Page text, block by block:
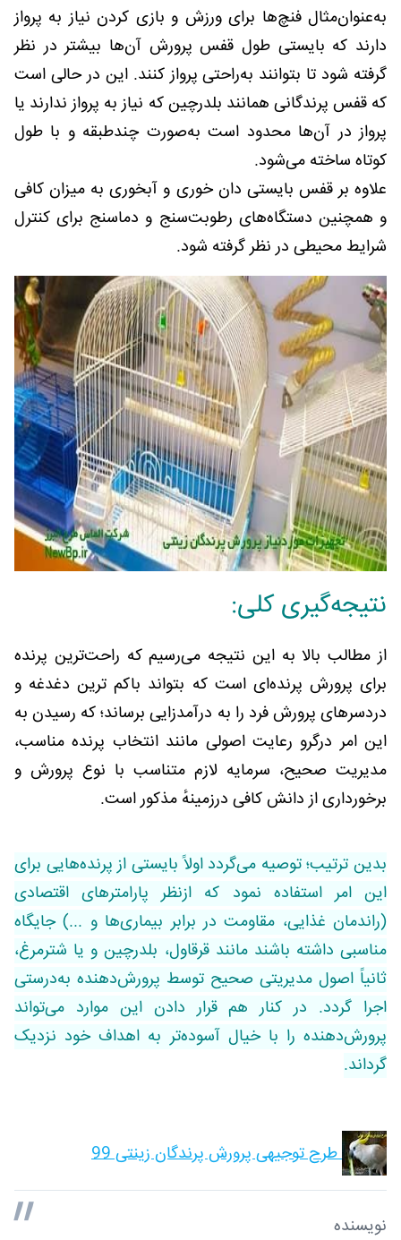
به‌عنوان‌مثال فنچ‌ها برای ورزش و بازی کردن نیاز به پرواز
دارند که بایستی طول قفس پرورش آن‌ها بیشتر در نظر
گرفته شود تا بتوانند به‌راحتی پرواز کنند. این در حالی است
که قفس پرندگانی همانند بلدرچین که نیاز به پرواز ندارند یا
پرواز در آن‌ها محدود است به‌صورت چندطبقه و با طول
کوتاه ساخته می‌شود.
علاوه بر قفس بایستی دان خوری و آبخوری به میزان کافی
و همچنین دستگاه‌های رطوبت‌سنج و دماسنج برای کنترل
شرایط محیطی در نظر گرفته شود.
نتیجه‌گیری کلی:
از مطالب بالا به این نتیجه می‌رسیم که راحت‌ترین پرنده
برای پرورش پرنده‌ای است که بتواند باکم ترین دغدغه و
دردسرهای پرورش فرد را به درآمدزایی برساند؛ که رسیدن به
این امر درگرو رعایت اصولی مانند انتخاب پرنده مناسب،
مدیریت صحیح، سرمایه لازم متناسب با نوع پرورش و
برخورداری از دانش کافی درزمینهٔ مذکور است.
بدین ترتیب؛ توصیه می‌گردد اولاً بایستی از پرنده‌هایی برای
این امر استفاده نمود که ازنظر پارامترهای اقتصادی
(راندمان غذایی، مقاومت در برابر بیماری‌ها و ...) جایگاه
مناسبی داشته باشند مانند قرقاول، بلدرچین و یا شترمرغ،
ثانیاً اصول مدیریتی صحیح توسط پرورش‌دهنده به‌درستی
اجرا گردد. در کنار هم قرار دادن این موارد می‌تواند
پرورش‌دهنده را با خیال آسوده‌تر به اهداف خود نزدیک
گرداند.
طرح توجیهی پرورش پرندگان زینتی 99
نویسنده